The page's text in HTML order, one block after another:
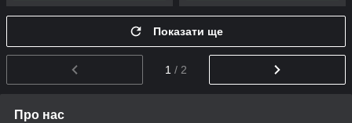
Показати ще
1 / 2
Про нас